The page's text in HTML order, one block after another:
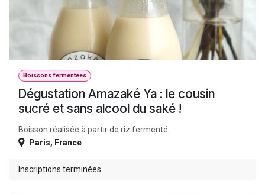
Boissons fermentées
Dégustation Amazaké Ya : le cousin
sucré et sans alcool du saké !
Boisson réalisée à partir de riz fermenté
Paris, France
Inscriptions terminées